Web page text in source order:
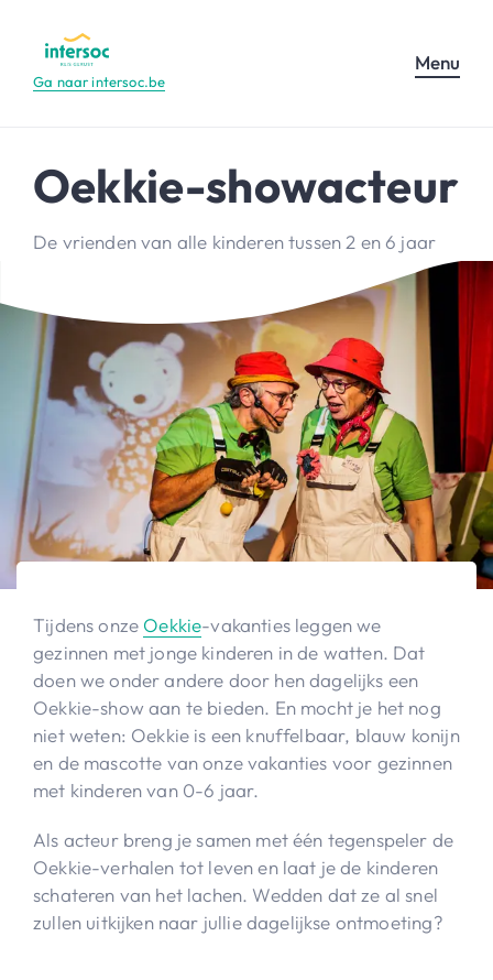
Ga naar intersoc.be
Menu
Oekkie-showacteur
De vrienden van alle kinderen tussen 2 en 6 jaar
Tijdens onze Oekkie-vakanties leggen we
gezinnen met jonge kinderen in de watten. Dat
doen we onder andere door hen dagelijks een
Oekkie-show aan te bieden. En mocht je het nog
niet weten: Oekkie is een knuffelbaar, blauw konijn
en de mascotte van onze vakanties voor gezinnen
met kinderen van 0-6 jaar.
Als acteur breng je samen met één tegenspeler de
Oekkie-verhalen tot leven en laat je de kinderen
schateren van het lachen. Wedden dat ze al snel
zullen uitkijken naar jullie dagelijkse ontmoeting?